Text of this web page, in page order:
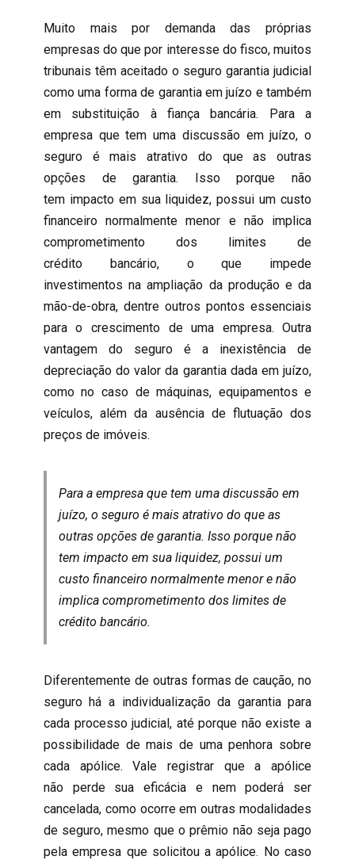
Muito mais por demanda das próprias
empresas do que por interesse do fisco, muitos
tribunais têm aceitado o seguro garantia judicial
como uma forma de garantia em juízo e também
em substituição à fiança bancária. Para a
empresa que tem uma discussão em juízo, o
seguro é mais atrativo do que as outras
opções de garantia. Isso porque não
tem impacto em sua liquidez, possui um custo
financeiro normalmente menor e não implica
comprometimento dos limites de
crédito bancário, o que impede
investimentos na ampliação da produção e da
mão-de-obra, dentre outros pontos essenciais
para o crescimento de uma empresa. Outra
vantagem do seguro é a inexistência de
depreciação do valor da garantia dada em juízo,
como no caso de máquinas, equipamentos e
veículos, além da ausência de flutuação dos
preços de imóveis.
Para a empresa que tem uma discussão em
juízo, o seguro é mais atrativo do que as
outras opções de garantia. Isso porque não
tem impacto em sua liquidez, possui um
custo financeiro normalmente menor e não
implica comprometimento dos limites de
crédito bancário.
Diferentemente de outras formas de caução, no
seguro há a individualização da garantia para
cada processo judicial, até porque não existe a
possibilidade de mais de uma penhora sobre
cada apólice. Vale registrar que a apólice
não perde sua eficácia e nem poderá ser
cancelada, como ocorre em outras modalidades
de seguro, mesmo que o prêmio não seja pago
pela empresa que solicitou a apólice. No caso